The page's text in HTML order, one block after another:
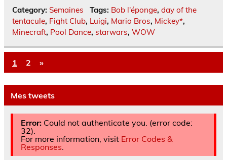
Category: Semaines Tags: Bob l'éponge, day of the
tentacule, Fight Club, Luigi, Mario Bros, Mickey*,
Minecraft, Pool Dance, starwars, WOW
1 2 »
Mes tweets
Error:Could not authenticate you. (error code:
32).
For more information, visit Error Codes &
Responses.